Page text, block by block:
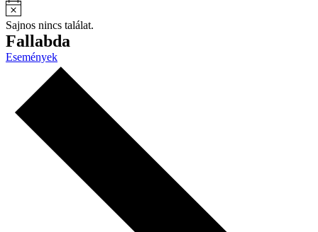
Sajnos nincs találat.
Fallabda
Események